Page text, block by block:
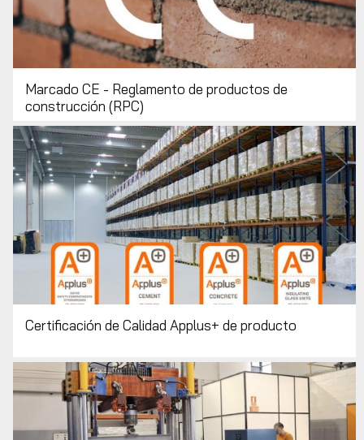
Marcado CE - Reglamento de productos de
construcción (RPC)
Certificación de Calidad Applus+ de producto